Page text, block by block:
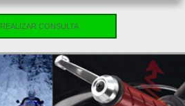
REALIZAR CONSULTA